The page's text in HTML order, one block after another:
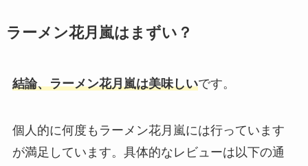
ラーメン花月嵐はまずい？
結論、ラーメン花月嵐は美味しいです。
個人的に何度もラーメン花月嵐には行っています
が満足しています。具体的なレビューは以下の通